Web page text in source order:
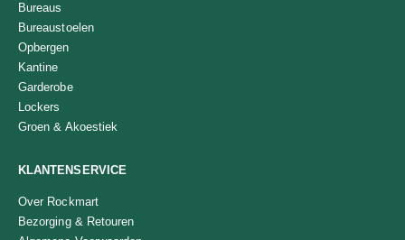
Bureaus
Bureaustoelen
Opbergen
Kantine
Garderobe
Lockers
Groen & Akoestiek
KLANTENSERVICE
Over Rockmart
Bezorging & Retouren